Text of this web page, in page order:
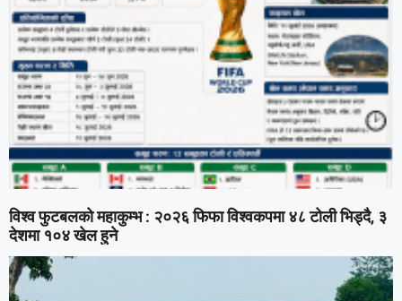
विश्व फुटबलको महाकुम्भ : २०२६ फिफा विश्वकपमा ४८ टोली भिड्दै, ३
देशमा १०४ खेल हुने